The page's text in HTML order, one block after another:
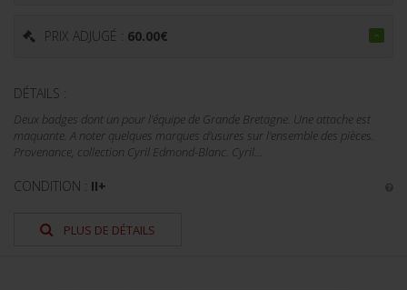
PRIX ADJUGÉ : 60.00€
DÉTAILS :
Deux badges dont un pour l'équipe de Grande Bretagne. Une attache est
maquante. A noter quelques marques d'usures sur l'ensemble des pièces.
Provenance, collection Cyril Edmond-Blanc. Cyril...
CONDITION : II+
PLUS DE DÉTAILS